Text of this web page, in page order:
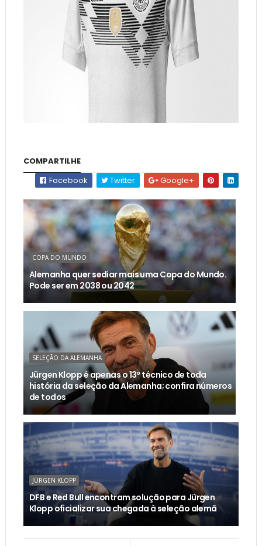
COMPARTILHE
Facebook
Twitter Google+
COPA DO MUNDO
Alemanha quer sediar mais uma Copa do Mundo.
Pode ser em 2038 ou 2042
SELEÇÃO DA ALEMANHA
Jürgen Klopp é apenas o 13º técnico de toda
história da seleção da Alemanha; confira números
de todos
JÜRGEN KLOPP
DFB e Red Bull encontram solução para Jürgen
Klopp oficializar sua chegada à seleção alemã